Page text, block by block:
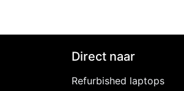
Direct naar
Refurbished laptops​​